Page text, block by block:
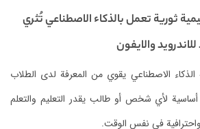
ثورية تعمل بالذكاء الاصطناعي تُثري
والايفون
الاصطناعي يقوي من المعرفة لدى الطلاب
أساسية لأي شخص أو طالب يقدر التعليم والتعلم
في نفس الوقت.